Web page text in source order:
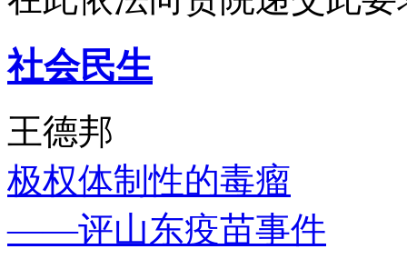
社会民生
王德邦
极权体制性的毒瘤
——评山东疫苗事件